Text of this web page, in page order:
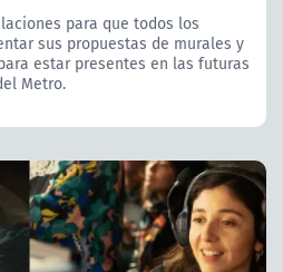
para que todos los
sus propuestas de murales y
estar presentes en las futuras
Metro.